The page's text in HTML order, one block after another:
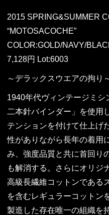
2015 SPRING&SUMMER
“MOTOSACOCHE”
COLOR:GOLD/NAVY/
7,128円 Lot:6003
～デラックスウエアの拘り
1940年代ヴィンテージミ
二本針バインダー」を使用
テンションを付けて仕上げ
性がありながら長年の着用
み、強度品質と共に首回り
も解消する。さらにオリジ
高級長繊維コットンである
を含むレギュラーコットン
製造した存在唯一の組織を